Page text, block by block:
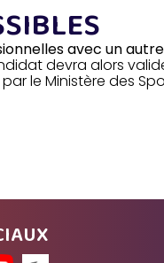
avec un autre
devra alors
le Ministère des